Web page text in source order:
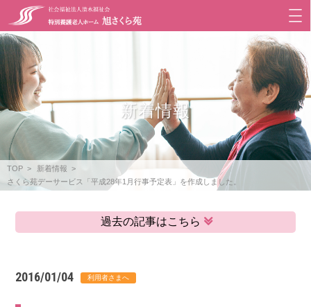
新着情報
TOP
新着情報
さくら苑デーサービス「平成28年1月行事予定表」を作成しました。
過去の記事はこちら
2016/01/04